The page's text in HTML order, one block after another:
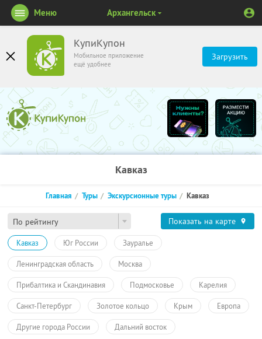
КупиКупон
Мобильное приложение
ещё удобнее
Загрузить
Меню Архангельск
Кавказ
По рейтингу
Главная Туры Экскурсионные туры Кавказ
Показать на карте
Кавказ Юг России Зауралье
Ленинградская область Москва
Прибалтика и Скандинавия Подмосковье Карелия
Санкт-Петербург Золотое кольцо Крым Европа
Другие города России Дальний восток